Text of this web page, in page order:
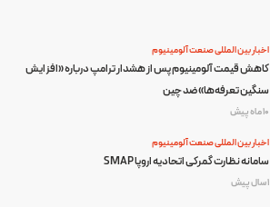
اخبار بین المللی صنعت آلومینیوم
کاهش قیمت آلومینیوم پس از هشدار ترامپ درباره «افزایش
سنگین تعرفه‌ها» ضد چین
10 ماه پیش
اخبار بین المللی صنعت آلومینیوم
سامانه نظارت گمرکی اتحادیه اروپا SMAP
1 سال پیش